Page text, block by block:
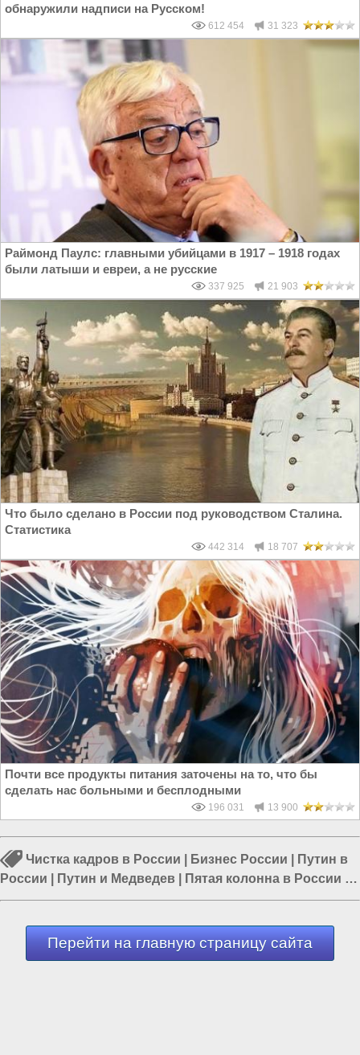
обнаружили надписи на Русском!
612 454 31 323
Раймонд Паулс: главными убийцами в 1917 – 1918 годах
были латыши и евреи, а не русские
337 925 21 903
Что было сделано в России под руководством Сталина.
Статистика
442 314 18 707
Почти все продукты питания заточены на то, что бы
сделать нас больными и бесплодными
196 031 13 900
Чистка кадров в России Бизнес России
Путин в
России
Путин и Медведев Пятая колонна в России |
Дмитрий Медведев|Михаил Абызов
Перейти на главную страницу сайта